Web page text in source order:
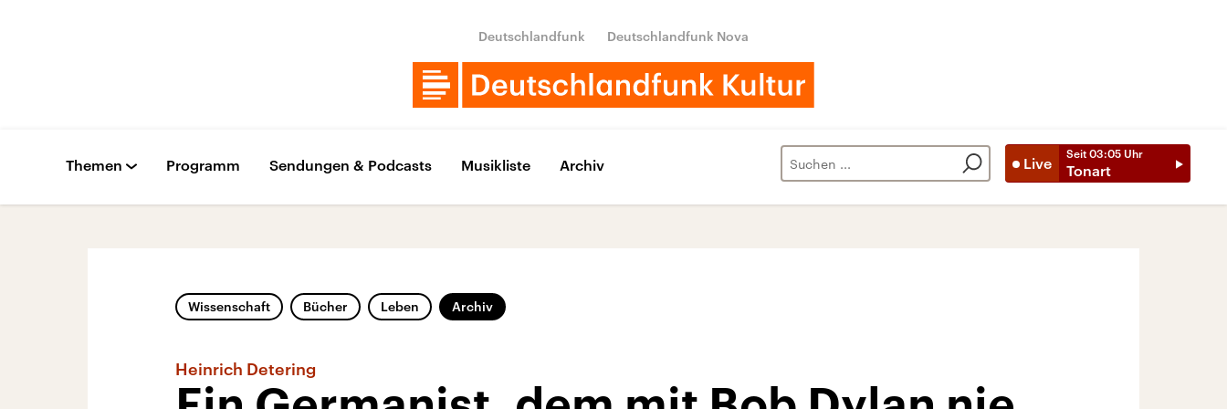
Deutschlandfunk Deutschlandfunk Nova
Live
Seit 03:05 Uhr
Tonart
Themen Programm Sendungen & Podcasts Musikliste Archiv
Wissenschaft Bücher Leben Archiv
Heinrich Detering